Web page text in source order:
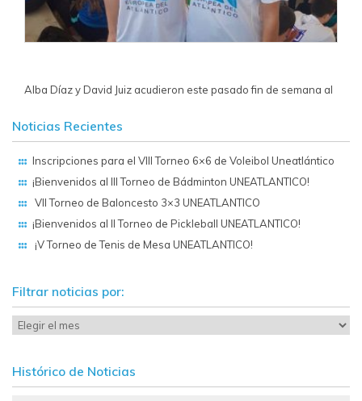
Alba Díaz y David Juiz acudieron este pasado fin de semana al
Noticias Recientes
Inscripciones para el VIII Torneo 6×6 de Voleibol Uneatlántico
¡Bienvenidos al III Torneo de Bádminton UNEATLANTICO!
VII Torneo de Baloncesto 3×3 UNEATLANTICO
¡Bienvenidos al II Torneo de Pickleball UNEATLANTICO!
¡V Torneo de Tenis de Mesa UNEATLANTICO!
Filtrar noticias por:
Histórico de Noticias